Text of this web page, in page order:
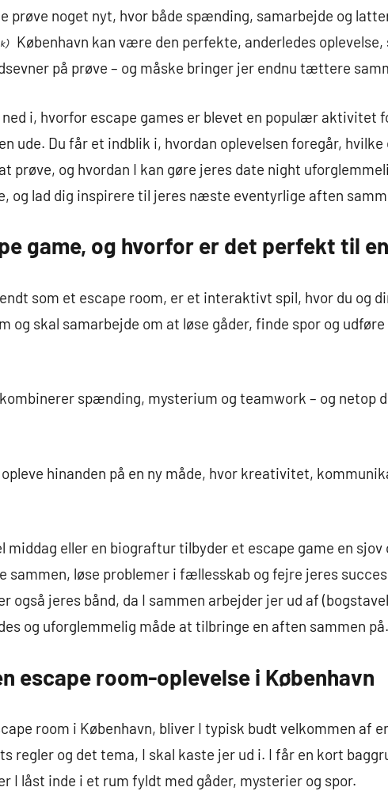
prøve noget nyt, hvor både spænding, samarbejde og
København kan være den perfekte, anderledes
på prøve – og måske bringer jer endnu tættere
i, hvorfor escape games er blevet en populær aktivitet
ude. Du får et indblik i, hvordan oplevelsen foregår, hvilke
prøve, og hvordan I kan gøre jeres date night
og lad dig inspirere til jeres næste eventyrlige aften
game, og hvorfor er det perfekt til
som et escape room, er et interaktivt spil, hvor du og
og skal samarbejde om at løse gåder, finde spor og
spænding, mysterium og teamwork – og netop
hinanden på en ny måde, hvor kreativitet,
eller en biograftur tilbyder et escape game en sjov
sammen, løse problemer i fællesskab og fejre jeres
også jeres bånd, da I sammen arbejder jer ud af
og uforglemmelig måde at tilbringe en aften sammen på.
escape room-oplevelse i København
room i København, bliver I typisk budt velkommen af
regler og det tema, I skal kaste jer ud i. I får en kort
I låst inde i et rum fyldt med gåder, mysterier og spor.